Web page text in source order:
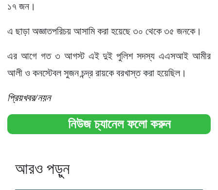
১৭ জন।
এ ছাড়া অজ্ঞাতপরিচয় আসামি করা হয়েছে ৩০ থেকে ৩৫ জনকে।
এর আগে গত ৩ আগস্ট এই দুই পুলিশ সদস্য এএসআই আমীর
আলী ও কনস্টেবল সুজন চন্দ্র রায়কে বরখাস্ত করা হয়েছিল।
প্রিয়খবর/নয়ন
নিউজ চ্যানেল ফলো করুন
আরও পড়ুন